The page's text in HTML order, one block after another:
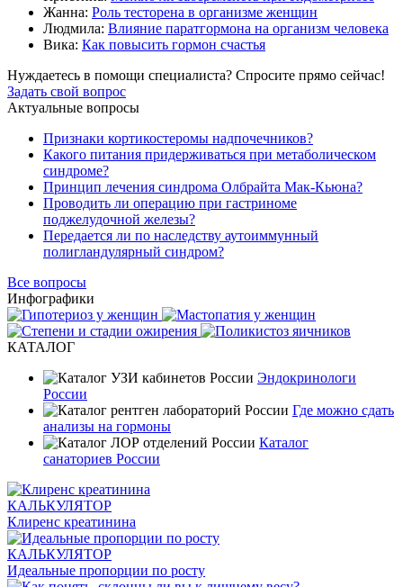
Жанна: Роль тесторена в организме женщин
Людмила: Влияние паратгормона на организм человека
Вика: Как повысить гормон счастья
Нуждаетесь в помощи специалиста? Спросите прямо сейчас!
Задать свой вопрос
Актуальные вопросы
Признаки кортикостеромы надпочечников?
Какого питания придерживаться при метаболическом
синдроме?
Принцип лечения синдрома Олбрайта Мак-Кьюна?
Проводить ли операцию при гастриноме
поджелудочной железы?
Передается ли по наследству аутоиммунный
полигландулярный синдром?
Все вопросы
Инфографики
КАТАЛОГ
Эндокринологи
России
Где можно сдать
анализы на гормоны
Каталог
санаториев России
КАЛЬКУЛЯТОР
Клиренс креатинина
КАЛЬКУЛЯТОР
Идеальные пропорции по росту